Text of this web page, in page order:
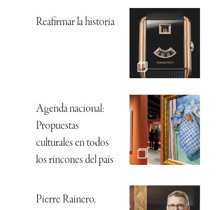
Reafirmar la historia
Agenda nacional:
Propuestas
culturales en todos
los rincones del país
Pierre Rainero,